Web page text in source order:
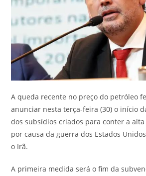
A queda recente no preço do petróleo
anunciar nesta terça-feira (30) o início
dos subsídios criados para conter a
por causa da guerra dos Estados
o Irã.
A primeira medida será o fim da